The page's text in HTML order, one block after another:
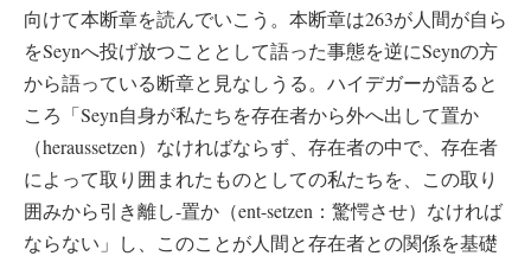
向けて本断章を読んでいこう。本断章は263が人間が自ら
をSeynへ投げ放つこととして語った事態を逆にSeynの方
から語っている断章と見なしうる。ハイデガーが語ると
ころ「Seyn自身が私たちを存在者から外へ出して置か
（heraussetzen）なければならず、存在者の中で、存在者
によって取り囲まれたものとしての私たちを、この取り
囲みから引き離し-置か（ent-setzen：驚愕させ）なければ
ならない」し、このことが人間と存在者との関係を基礎